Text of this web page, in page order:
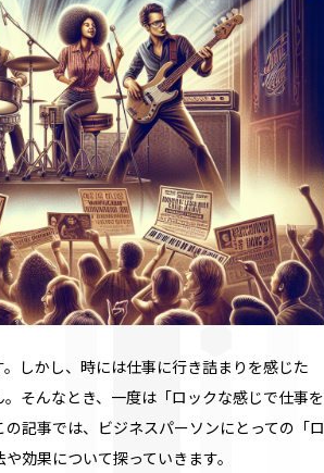
しかし、時には仕事に行き詰まりを感じた
そんなとき、一度は「ロックな感じで仕事を
記事では、ビジネスパーソンにとっての「ロ
効果について探っていきます。